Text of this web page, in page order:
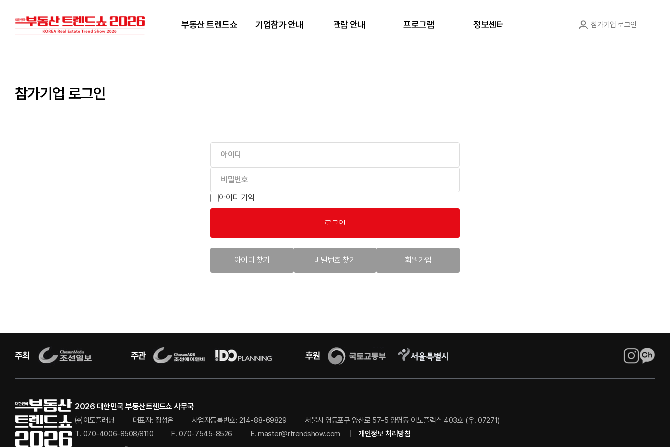
부동산 트렌드쇼 기업참가 안내 관람 안내 프로그램 정보센터 참가기업 로그인
참가기업 로그인
아이디 기억
로그인
아이디 찾기 비밀번호 찾기 회원가입
2026 대한민국 부동산트렌드쇼 사무국
㈜이도플래닝 대표자: 정성은 사업자등록번호: 214-88-69829
서울시 영등포구 양산로 57-5 양평동 이노플렉스 403호 (우. 07271)
T. 070-4006-8508/8110
F. 070-7545-8526 E.master@rtrendshow.com 개인정보 처리방침